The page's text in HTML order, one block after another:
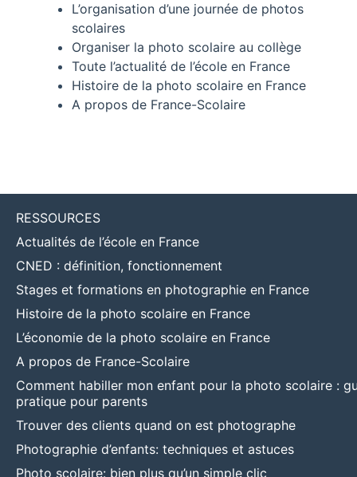
L’organisation d’une journée de photos
scolaires
Organiser la photo scolaire au collège
Toute l’actualité de l’école en France
Histoire de la photo scolaire en France
A propos de France-Scolaire
RESSOURCES
Actualités de l’école en France
CNED : définition, fonctionnement
Stages et formations en photographie en France
Histoire de la photo scolaire en France
L’économie de la photo scolaire en France
A propos de France-Scolaire
Comment habiller mon enfant pour la photo scolaire :
pratique pour parents
Trouver des clients quand on est photographe
Photographie d’enfants: techniques et astuces
Photo scolaire: bien plus qu’un simple clic